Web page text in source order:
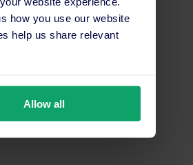
how you use our website
help us share relevant
Allow all